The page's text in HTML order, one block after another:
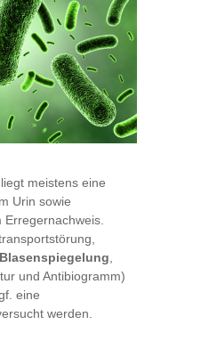
meistens eine
Urin sowie
Blasenspiegelung
und Antibiogramm)
eine
werden.